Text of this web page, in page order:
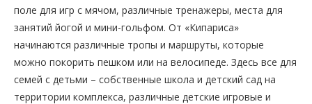
поле для игр с мячом, различные тренажеры, места для
занятий йогой и мини-гольфом. От «Кипариса»
начинаются различные тропы и маршруты, которые
можно покорить пешком или на велосипеде. Здесь все для
семей с детьми – собственные школа и детский сад на
территории комплекса, различные детские игровые и